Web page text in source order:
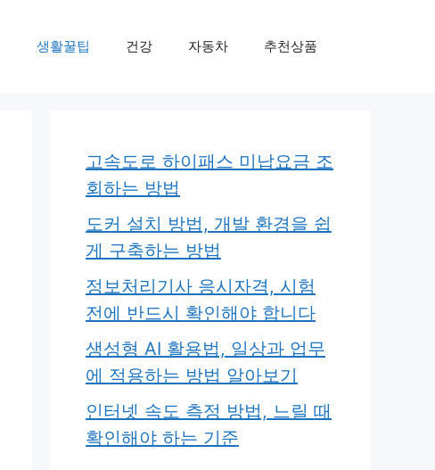
생활꿀팁 건강 자동차 추천상품
고속도로 하이패스 미납요금 조
회하는 방법
도커 설치 방법, 개발 환경을 쉽
게 구축하는 방법
정보처리기사 응시자격, 시험
전에 반드시 확인해야 합니다
생성형 AI 활용법, 일상과 업무
에 적용하는 방법 알아보기
인터넷 속도 측정 방법, 느릴 때
확인해야 하는 기준